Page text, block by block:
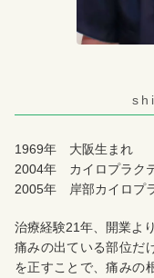
1969年 大阪生まれ
2004年 カイロプラク
2005年 岸部カイロプ
治療経験21年、開業よ
痛みの出ている部位だ
を正すことで、痛みの